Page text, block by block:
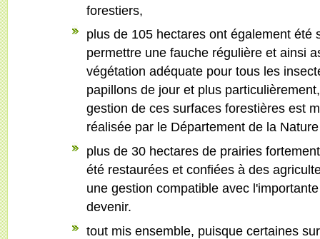
forestiers,
plus de 105 hectares ont également été
permettre une fauche régulière et ainsi
végétation adéquate pour tous les
papillons de jour et plus
gestion de ces surfaces forestières est
réalisée par le Département de la
plus de 30 hectares de prairies
été restaurées et confiées à des
une gestion compatible avec
devenir.
tout mis ensemble, puisque certaines